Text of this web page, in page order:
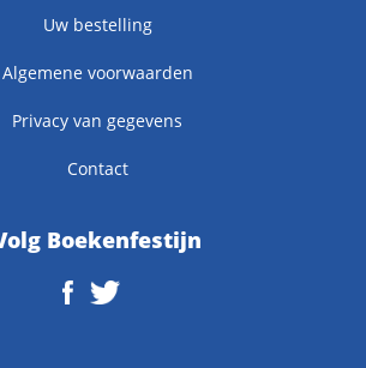
Uw bestelling
Algemene voorwaarden
Privacy van gegevens
Contact
Boekenfestijn